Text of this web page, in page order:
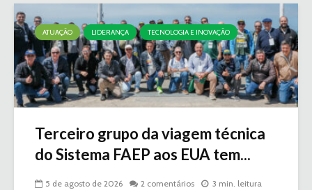
ATUAÇÃO LIDERANÇA TECNOLOGIA E INOVAÇÃO
Terceiro grupo da viagem técnica
do Sistema FAEP aos EUA tem...
5 de agosto de 2026 2 comentários 3 min. leitura